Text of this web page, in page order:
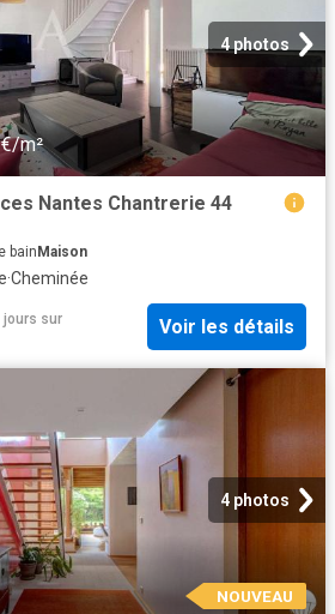
4 photos
m²
Nantes Chantrerie 44
bain Maison
·Cheminée
jours sur
Voir les détails
4 photos
NOUVEAU